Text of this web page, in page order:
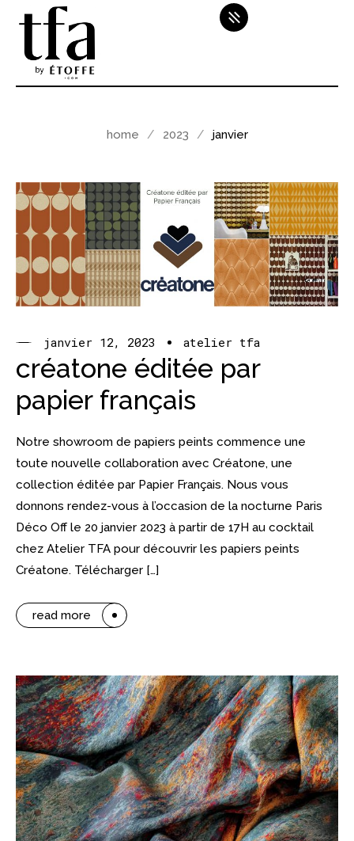
home 2023 janvier
janvier 12, 2023 atelier tfa
créatone éditée par
papier français
Notre showroom de papiers peints commence une
toute nouvelle collaboration avec Créatone, une
collection éditée par Papier Français. Nous vous
donnons rendez-vous à l’occasion de la nocturne Paris
Déco Off le 20 janvier 2023 à partir de 17H au cocktail
chez Atelier TFA pour découvrir les papiers peints
Créatone. Télécharger […]
read more